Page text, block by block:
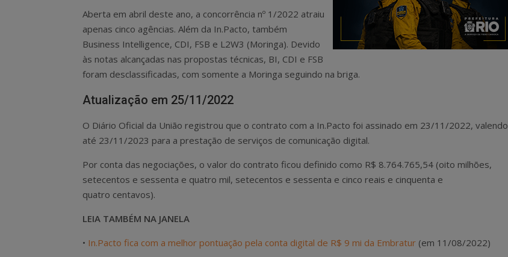
Aberta em abril deste ano, a concorrência nº 1/2022 atraiu
apenas cinco agências. Além da In.Pacto, também
Business Intelligence, CDI, FSB e L2W3 (Moringa). Devido
às notas alcançadas nas propostas técnicas, BI, CDI e FSB
foram desclassificadas, com somente a Moringa seguindo na briga.
Atualização em 25/11/2022
O Diário Oficial da União registrou que o contrato com a In.Pacto foi assinado em 23/11/2022, valendo
até 23/11/2023 para a prestação de serviços de comunicação digital.
Por conta das negociações, o valor do contrato ficou definido como R$ 8.764.765,54 (oito milhões,
setecentos e sessenta e quatro mil, setecentos e sessenta e cinco reais e cinquenta e
quatro centavos).
LEIA TAMBÉM NA JANELA
• In.Pacto fica com a melhor pontuação pela conta digital de R$ 9 mi da Embratur (em 11/08/2022)